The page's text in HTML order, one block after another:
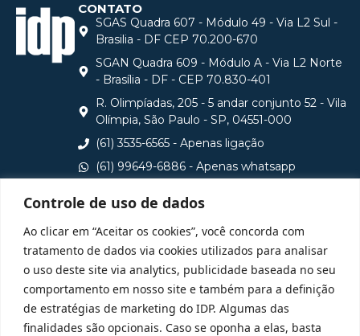
Controle de uso de dados
Ao clicar em “Aceitar os cookies”, você concorda com
tratamento de dados via cookies utilizados para analisar
o uso deste site via analytics, publicidade baseada no seu
comportamento em nosso site e também para a definição
de estratégias de marketing do IDP. Algumas das
finalidades são opcionais. Caso se oponha a elas, basta
CONTATO
SGAS Quadra 607 - Módulo 49 - Via L2 Sul -
Brasilia - DF CEP 70.200-670
SGAN Quadra 609 - Módulo A - Via L2 Norte
- Brasília - DF - CEP 70.830-401
R. Olimpíadas, 205 - 5 andar conjunto 52 - Vila
Olímpia, São Paulo - SP, 04551-000
(61) 3535-6565 - Apenas ligação
(61) 99649-6886 - Apenas whatsapp
Consulte aqui o cadastro da Instituição no Sistema e-
MEC